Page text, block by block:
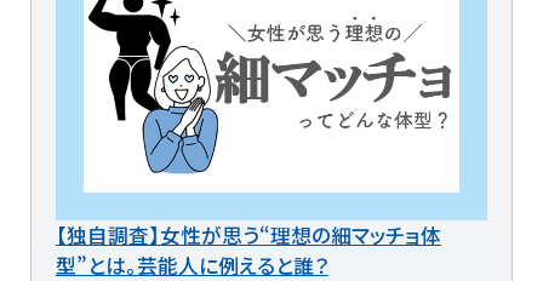
【独自調査】女性が思う“理想の細マッチョ体
型”とは。芸能人に例えると誰？